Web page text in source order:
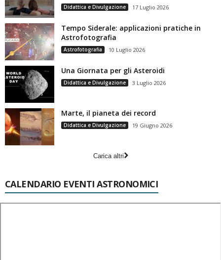
Didattica e Divulgazione 17 Luglio 2026
Tempo Siderale: applicazioni pratiche in
Astrofotografia
Astrofotografia 10 Luglio 2026
Una Giornata per gli Asteroidi
Didattica e Divulgazione 3 Luglio 2026
Marte, il pianeta dei record
Didattica e Divulgazione 19 Giugno 2026
Carica altri
CALENDARIO EVENTI ASTRONOMICI